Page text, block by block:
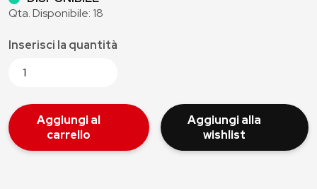
Qta. Disponibile: 18
Inserisci la quantità
Aggiungi al
carrello
Aggiungi alla
wishlist